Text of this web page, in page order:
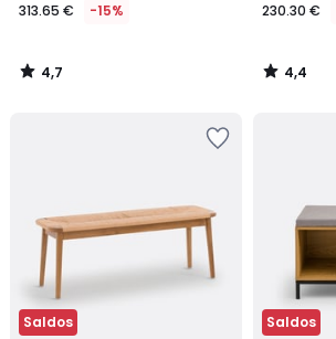
313.65 € -15%
4,7
/
230.30 €
4,4
/
Saldos Saldos